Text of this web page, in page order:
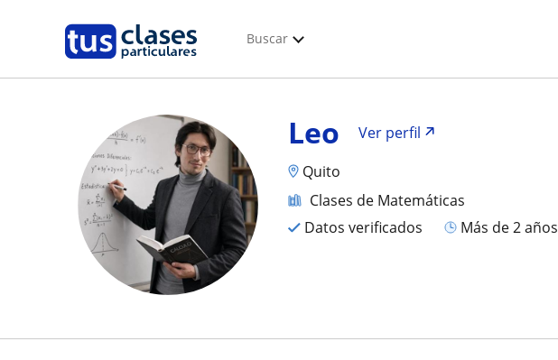
Buscar
Leo
Ver perfil
Quito
Clases de Matemáticas
Datos verificados
más de 2